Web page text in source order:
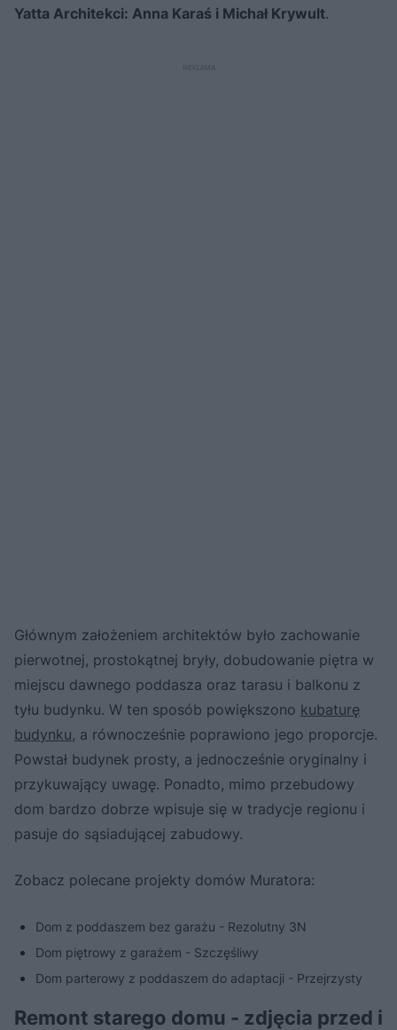
Yatta Architekci: Anna Karaś i Michał Krywult.
Głównym założeniem architektów było zachowanie
pierwotnej, prostokątnej bryły, dobudowanie piętra w
miejscu dawnego poddasza oraz tarasu i balkonu z
tyłu budynku. W ten sposób powiększono kubaturę
budynku, a równocześnie poprawiono jego proporcje.
Powstał budynek prosty, a jednocześnie oryginalny i
przykuwający uwagę. Ponadto, mimo przebudowy
dom bardzo dobrze wpisuje się w tradycje regionu i
pasuje do sąsiadującej zabudowy.
Zobacz polecane projekty domów Muratora:
Dom z poddaszem bez garażu - Rezolutny 3N
Dom piętrowy z garażem - Szczęśliwy
Dom parterowy z poddaszem do adaptacji - Przejrzysty
Remont starego domu - zdjęcia przed i